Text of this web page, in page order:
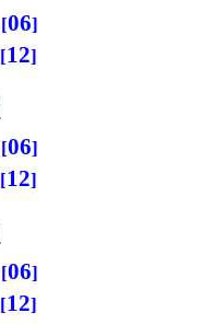
06
12
06
12
06
12